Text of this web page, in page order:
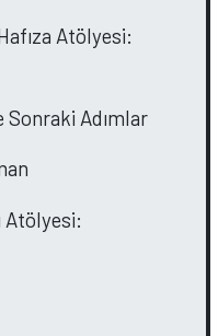
Atölyesi:
Sonraki Adımlar
Atölyesi: